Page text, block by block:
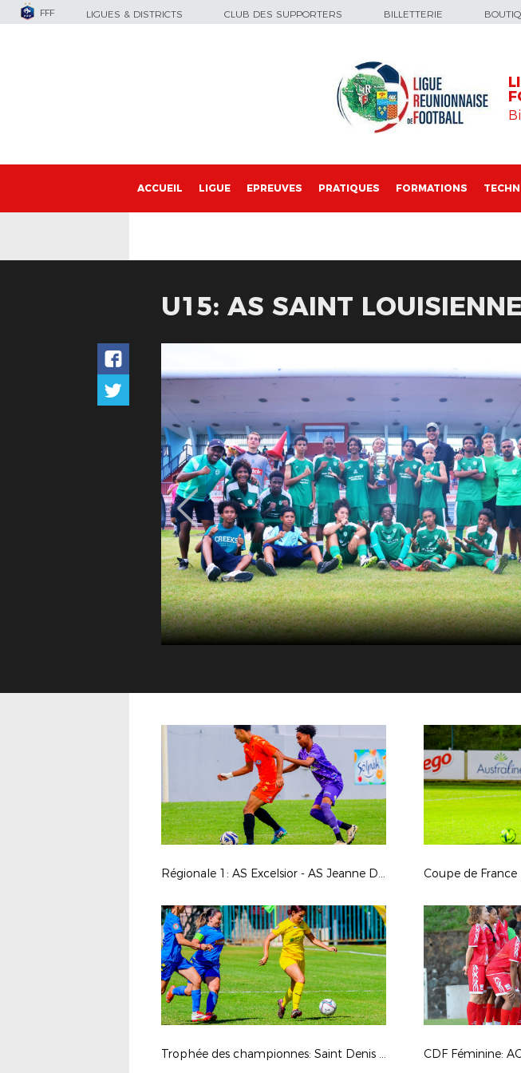
FFF LIGUES & DISTRICTS CLUB DES SUPPORTERS BILLETTERIE
ACCUEIL LIGUE EPREUVES PRATIQUES FORMATIONS
U15: AS SAINT
Régionale 1: AS Excelsior - AS Jeanne D'Arc Coupe de France
Trophée des championnes: Saint Denis - La Tamponnaise